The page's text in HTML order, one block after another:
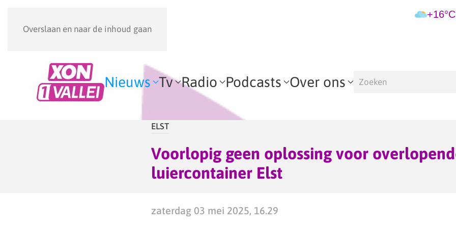
Overslaan en naar de inhoud gaan
+16°C
Nieuws Tv Radio Podcasts Over ons
ELST
Voorlopig geen oplossing voor
luiercontainer Elst
zaterdag 03 mei 2025, 16.29